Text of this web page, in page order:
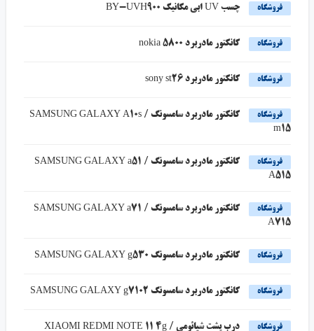
فروشگاه چسب UV ابی مکانیک BY-UVH900
فروشگاه کانکتور مادربرد nokia 5800
فروشگاه کانکتور مادربرد sony st26
فروشگاه
کانکتور مادربرد سامسونگ SAMSUNG GALAXY A10s /
m15
فروشگاه
کانکتور مادربرد سامسونگ SAMSUNG GALAXY a51 /
A515
فروشگاه
کانکتور مادربرد سامسونگ SAMSUNG GALAXY a71 /
A715
فروشگاه کانکتور مادربرد سامسونگ SAMSUNG GALAXY g530
فروشگاه کانکتور مادربرد سامسونگ SAMSUNG GALAXY g7102
فروشگاه
درب پشت شیائومی XIAOMI REDMI NOTE 11 4g /